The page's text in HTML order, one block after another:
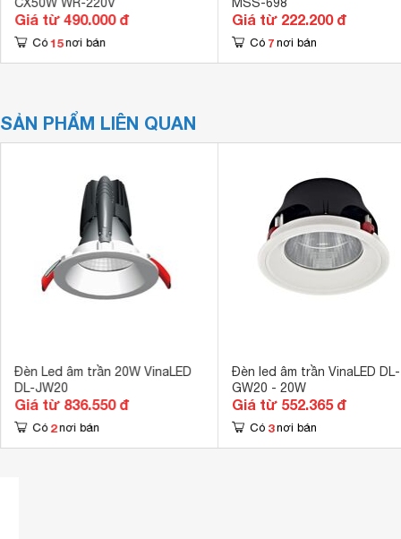
Giá từ 490.000 đ
Có 15 nơi bán
Giá từ 222.200 đ
Có 7 nơi bán
SẢN PHẨM LIÊN QUAN
Đèn Led âm trần 20W VinaLED
DL-JW20
Giá từ 836.550 đ
Có 2 nơi bán
Đèn led âm trần VinaLED DL-
GW20 - 20W
Giá từ 552.365 đ
Có 3 nơi bán